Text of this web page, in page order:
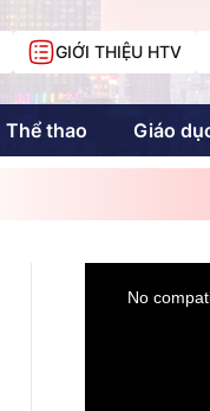
GIỚI THIỆU HTV
Thể thao Giáo